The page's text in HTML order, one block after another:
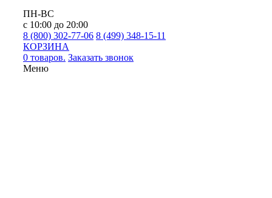
ПН-ВС
с 10:00 до 20:00
8 (800) 302-77-06 8 (499) 348-15-11
КОРЗИНА
0 товаров. Заказать звонок
Меню